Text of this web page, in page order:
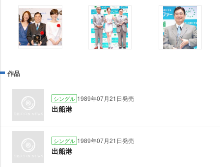
作品
シングル 1989年07月21日発売
出船港
シングル 1989年07月21日発売
出船港